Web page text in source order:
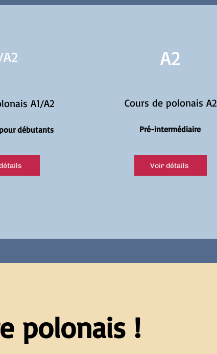
A2
A1/A2
débutants
A2
Cours de polonais A2
Pré-intermédiaire
Voir détails
polonais !